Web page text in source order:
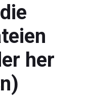
her